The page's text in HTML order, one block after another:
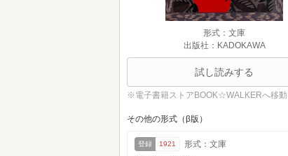
形式：文庫
出版社：KADOKAWA
試し読みする
※電子書籍ストアBOOK☆WALKERへ移動
その他の形式（β版）
登録 1921
形式：文庫